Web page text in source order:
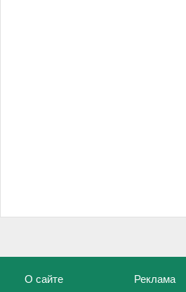
О сайте Реклама